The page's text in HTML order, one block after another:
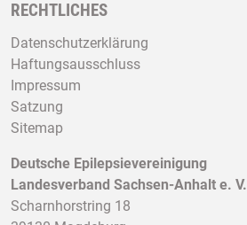
RECHTLICHES
Datenschutzerklärung
Haftungsausschluss
Impressum
Satzung
Sitemap
Deutsche Epilepsievereinigung
Landesverband Sachsen-Anhalt e. V.
Scharnhorstring 18